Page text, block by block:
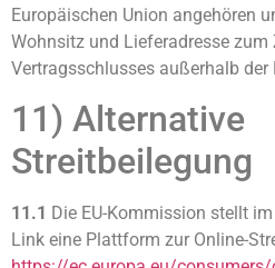
Europäischen Union angehören
Wohnsitz und Lieferadresse zum
Vertragsschlusses außerhalb der
11) Alternative
Streitbeilegung
11.1 Die EU-Kommission stellt
Link eine Plattform zur Online-